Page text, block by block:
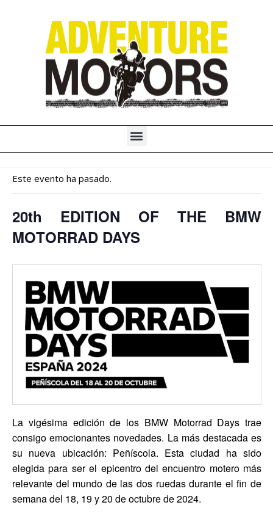
Menú
Este evento ha pasado.
20th EDITION OF THE BMW
MOTORRAD DAYS
La vigésima edición de los BMW Motorrad Days trae
consigo emocionantes novedades. La más destacada es
su nueva ubicación: Peñíscola. Esta ciudad ha sido
elegida para ser el epicentro del encuentro motero más
relevante del mundo de las dos ruedas durante el fin de
semana del 18, 19 y 20 de octubre de 2024.